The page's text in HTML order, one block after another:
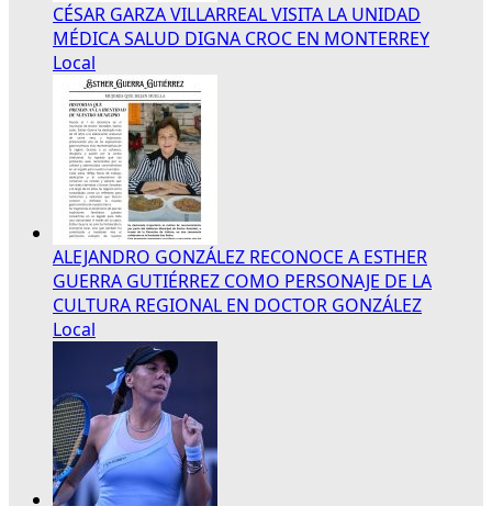
CÉSAR GARZA VILLARREAL VISITA LA UNIDAD
MÉDICA SALUD DIGNA CROC EN MONTERREY
Local
ALEJANDRO GONZÁLEZ RECONOCE A ESTHER
GUERRA GUTIÉRREZ COMO PERSONAJE DE LA
CULTURA REGIONAL EN DOCTOR GONZÁLEZ
Local